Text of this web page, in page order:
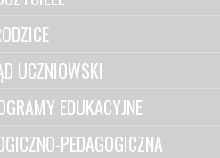
UCZNIOWSKI
EDUKACYJNE
PEDAGOGICZNA